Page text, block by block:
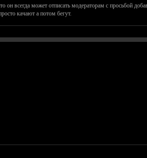
он всегда может отписать модераторам с просьбой
качают а потом бегут.